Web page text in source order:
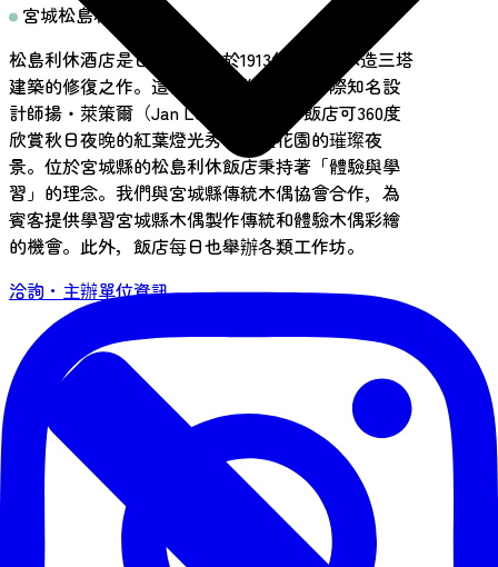
宮城松島利休
松島利休酒店是日本唯一建於1913年的十面木造三塔
建築的修復之作。這棟建築傑作由捷克國際知名設
計師揚‧萊策爾（Jan Letzel）設計。飯店可360度
欣賞秋日夜晚的紅葉燈光秀和宮廷花園的璀璨夜
景。位於宮城縣的松島利休飯店秉持著「體驗與學
習」的理念。我們與宮城縣傳統木偶協會合作，為
賓客提供學習宮城縣木偶製作傳統和體驗木偶彩繪
的機會。此外，飯店每日也舉辦各類工作坊。
洽詢・主辦單位資訊